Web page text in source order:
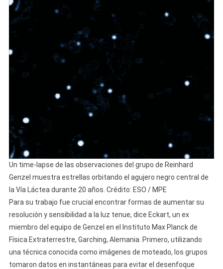
Un time-lapse de las observaciones del grupo de Reinhard
Genzel muestra estrellas orbitando el agujero negro central de
la Vía Láctea durante 20 años. Crédito: ESO / MPE
Para su trabajo fue crucial encontrar formas de aumentar su
resolución y sensibilidad a la luz tenue, dice Eckart, un ex
miembro del equipo de Genzel en el Instituto Max Planck de
Física Extraterrestre, Garching, Alemania. Primero, utilizando
una técnica conocida como imágenes de moteado, los grupos
tomaron datos en instantáneas para evitar el desenfoque